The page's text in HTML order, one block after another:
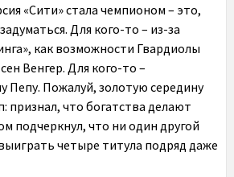
«Сити» стала чемпионом – это,
Для кого-то – из-за
как возможности Гвардиолы
Венгер. Для кого-то –
Пепу. Пожалуй, золотую середину
признал, что богатства делают
подчеркнул, что ни один другой
четыре титула подряд даже